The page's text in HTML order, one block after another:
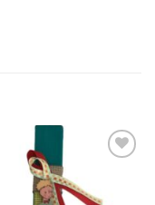
λίστα